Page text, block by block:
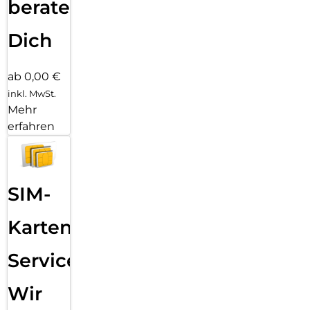
beraten
Dich
ab 0,00 €
inkl. MwSt.
Mehr
erfahren
SIM-
Karten
Service:
Wir